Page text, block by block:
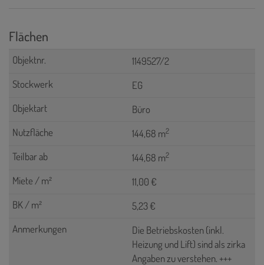
Flächen
1149527/2
EG
Büro
144,68 m2
144,68 m2
11,00 €
5,23 €
Die Betriebskosten (inkl.
Heizung und Lift) sind als zirka
Angaben zu verstehen. +++